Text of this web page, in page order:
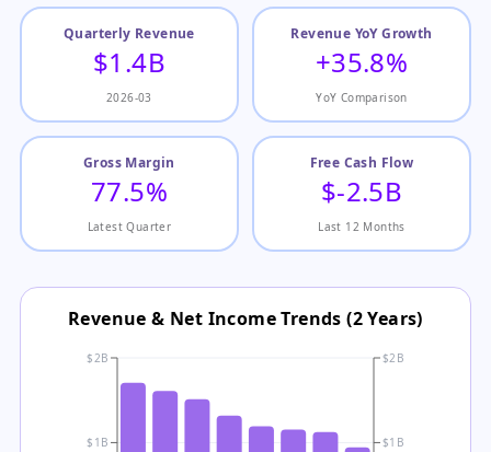
Quarterly Revenue
$1.4B
2026-03
Revenue YoY Growth
+35.8%
YoY Comparison
Gross Margin
77.5%
Latest Quarter
Free Cash Flow
$-2.5B
Last 12 Months
Revenue & Net Income Trends (2 Years)
$1B
$2B
$1B
$2B